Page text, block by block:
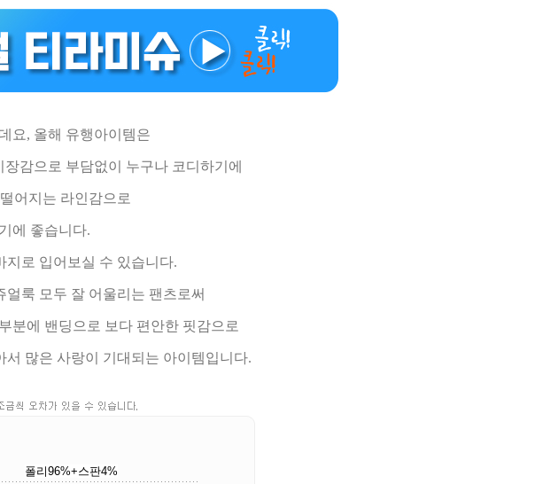
요, 올해 유행아이템은
감으로 부담없이 누구나 코디하기에
어지는 라인감으로
에 좋습니다.
지로 입어보실 수 있습니다.
룩 모두 잘 어울리는 팬츠로써
분에 밴딩으로 보다 편안한 핏감으로
많은 사랑이 기대되는 아이템입니다.
폴리96%+스판4%